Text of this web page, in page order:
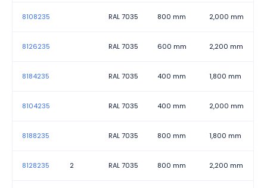
8108235 RAL 7035 800 mm 2,000 mm
8126235 RAL 7035 600 mm 2,200 mm
8184235 RAL 7035 400 mm 1,800 mm
8104235 RAL 7035 400 mm 2,000 mm
8188235 RAL 7035 800 mm 1,800 mm
8128235 2 RAL 7035 800 mm 2,200 mm